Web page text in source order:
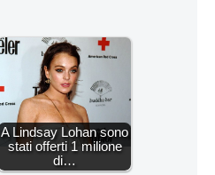
A Lindsay Lohan sono
stati offerti 1 milione
di…